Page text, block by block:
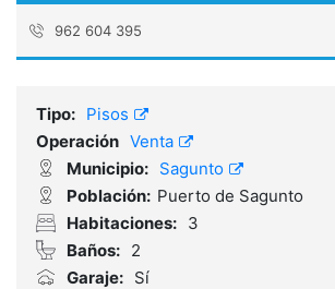
962 604 395
Tipo: Pisos
Operación Venta
Municipio: Sagunto
Población: Puerto de Sagunto
Habitaciones: 3
Baños: 2
Garaje: Sí